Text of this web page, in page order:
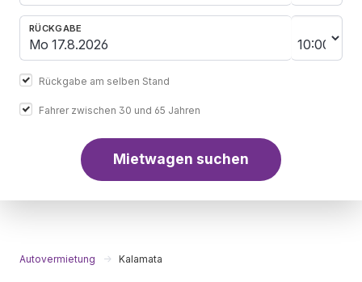
RÜCKGABE
Rückgabe am selben Stand
Fahrer zwischen 30 und 65 Jahren
Mietwagen suchen
Autovermietung Kalamata